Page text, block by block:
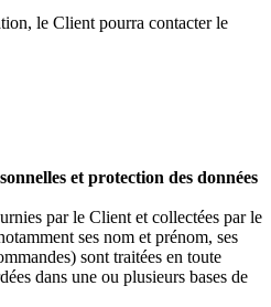
le Client pourra contacter le
et protection des données
par le Client et collectées par le
ses nom et prénom, ses
sont traitées en toute
dans une ou plusieurs bases de